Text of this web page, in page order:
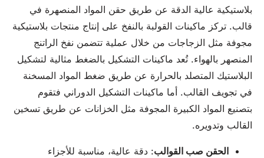
بلاستيكية عالية الدقة عن طريق حقن المواد المنصهرة في
قالب. تركز ماكينات القولبة بالنفخ على إنتاج منتجات بلاستيكية
مجوفة مثل الزجاجات من خلال عملية تتضمن نفخ الراتنج
المنصهر بالهواء. تُعد ماكينات التشكيل بالضغط مثالية لتشكيل
البلاستيك المتصلد بالحرارة عن طريق ضغط المواد المسخنة
في تجويف القالب. أما ماكينات التشكيل الدوراني فتقوم
بتصنيع المواد الكبيرة المجوفة مثل الخزانات عن طريق تسخين
القالب وتدويره.
الحقن صب القوالب: دقة عالية، مناسبة للأجزاء